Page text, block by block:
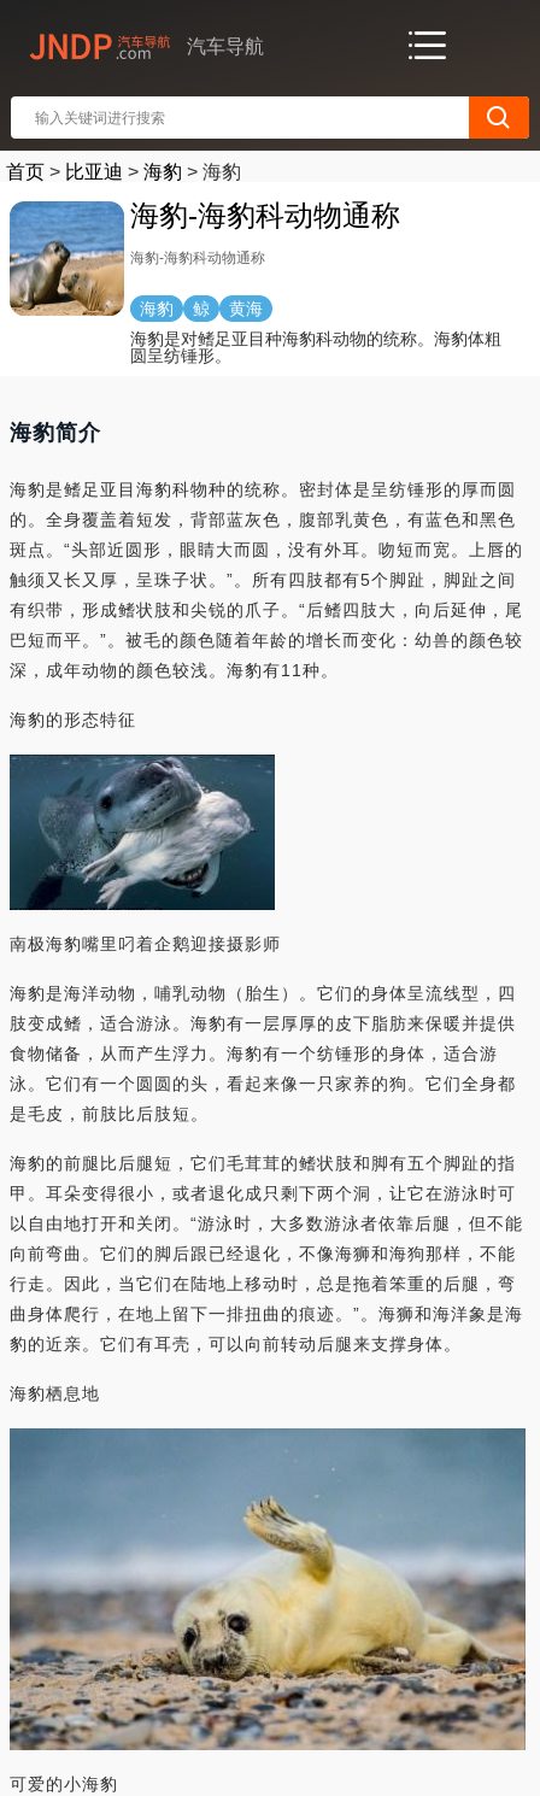
汽车导航
首页 > 比亚迪 > 海豹 > 海豹
海豹-海豹科动物通称
海豹-海豹科动物通称
海豹 鲸
黄海
海豹是对鳍足亚目种海豹科动物的统称。海豹体粗
圆呈纺锤形。
海豹简介
海豹是鳍足亚目海豹科物种的统称。密封体是呈纺锤形的厚而圆
的。全身覆盖着短发，背部蓝灰色，腹部乳黄色，有蓝色和黑色
斑点。“头部近圆形，眼睛大而圆，没有外耳。吻短而宽。上唇的
触须又长又厚，呈珠子状。”。所有四肢都有5个脚趾，脚趾之间
有织带，形成鳍状肢和尖锐的爪子。“后鳍四肢大，向后延伸，尾
巴短而平。”。被毛的颜色随着年龄的增长而变化：幼兽的颜色较
深，成年动物的颜色较浅。海豹有11种。
海豹的形态特征
南极海豹嘴里叼着企鹅迎接摄影师
海豹是海洋动物，哺乳动物（胎生）。它们的身体呈流线型，四
肢变成鳍，适合游泳。海豹有一层厚厚的皮下脂肪来保暖并提供
食物储备，从而产生浮力。海豹有一个纺锤形的身体，适合游
泳。它们有一个圆圆的头，看起来像一只家养的狗。它们全身都
是毛皮，前肢比后肢短。
海豹的前腿比后腿短，它们毛茸茸的鳍状肢和脚有五个脚趾的指
甲。耳朵变得很小，或者退化成只剩下两个洞，让它在游泳时可
以自由地打开和关闭。“游泳时，大多数游泳者依靠后腿，但不能
向前弯曲。它们的脚后跟已经退化，不像海狮和海狗那样，不能
行走。因此，当它们在陆地上移动时，总是拖着笨重的后腿，弯
曲身体爬行，在地上留下一排扭曲的痕迹。”。海狮和海洋象是海
豹的近亲。它们有耳壳，可以向前转动后腿来支撑身体。
海豹栖息地
可爱的小海豹